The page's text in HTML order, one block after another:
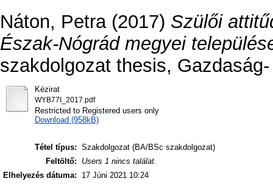
Náton, Petra(2017) Szülői
Észak-Nógrád megyei
szakdolgozat thesis,
Kézirat
WYB77I_2017.pdf
Restricted to Registered users only
Download (958kB)
Tétel típus: Szakdolgozat (BA/BSc szakdolgozat)
Feltöltő:
Users 1 nincs találat.
Elhelyezés dátuma:
17 Júni 2021 10:24